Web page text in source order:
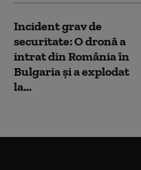
Incident grav de
securitate: O dronă a
intrat din România în
Bulgaria şi a explodat
la...